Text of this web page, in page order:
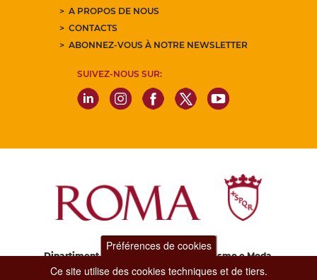
A PROPOS DE NOUS
CONTACTS
ABONNEZ-VOUS À NOTRE NEWSLETTER
SUIVEZ-NOUS SUR:
Dipartimento Grandi Eventi, Sport, Turismo e Moda.
Via di San Basilio, 51
Préférences de cookies
Ce site utilise des cookies techniques et de tiers.